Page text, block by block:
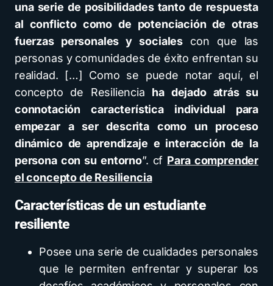
una serie de posibilidades tanto de respuesta
al conflicto como de potenciación de otras
fuerzas personales y socialescon que las
personas y comunidades de éxito enfrentan su
realidad. […] Como se puede notar aquí, el
concepto de Resiliencia ha dejado atrás su
connotación característica individual para
empezar a ser descrita como un proceso
dinámico de aprendizaje e interacción de la
persona con su entorno”. cf Para comprender
el concepto de Resiliencia
Características de un estudiante
resiliente
Posee una serie de cualidades personales
que le permiten enfrentar y superar los